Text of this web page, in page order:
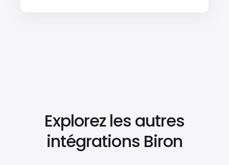
Explorez les autres
intégrations Biron